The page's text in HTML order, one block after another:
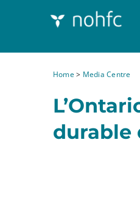
Home> Media Centre
durable